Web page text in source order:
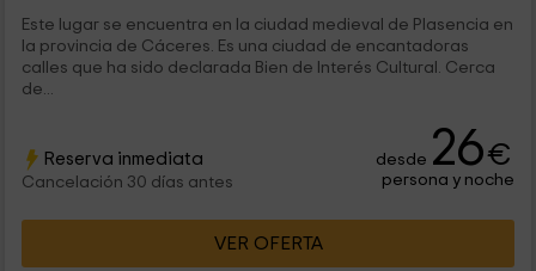
Este lugar se encuentra en la ciudad medieval de Plasencia en
la provincia de Cáceres. Es una ciudad de encantadoras
calles que ha sido declarada Bien de Interés Cultural. Cerca
de...
Reserva inmediata
Cancelación 30 días antes
desde 26€
persona y noche
VER OFERTA